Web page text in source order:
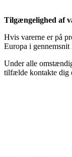
Tilgængelighed af
Hvis varerne er på
Europa i gennemsnit
Under alle
tilfælde kontakte dig